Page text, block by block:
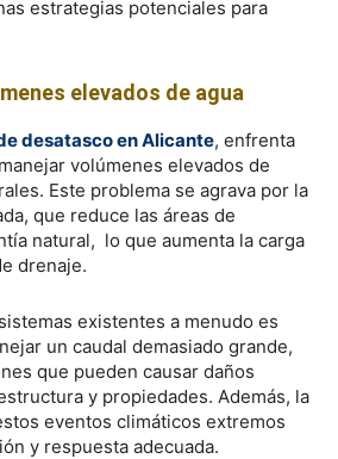
estrategias potenciales para
elevados de agua
desatasco en Alicante, enfrenta
volúmenes elevados de
Este problema se agrava por la
que reduce las áreas de
natural, lo que aumenta la carga
drenaje.
existentes a menudo es
un caudal demasiado grande,
que pueden causar daños
y propiedades. Además, la
eventos climáticos extremos
y respuesta adecuada.